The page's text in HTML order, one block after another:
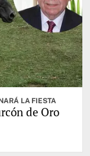
LA FIESTA
de Oro